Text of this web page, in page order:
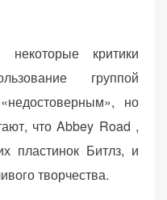
критики
группой
но
что Abbey Road ,
пластинок Битлз, и
творчества.